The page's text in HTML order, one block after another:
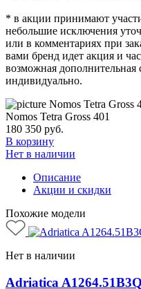
* в акции принимают
небольшие исключения
или в комментариях при
вами бренд идет акция и
возможная дополнительная
индивидуально.
Nomos Tetra Gross 401
180 350 руб.
В корзину
Нет в наличии
Описание
Акции и скидки
Похожие модели
Нет в наличии
Adriatica A1264.51B3Q